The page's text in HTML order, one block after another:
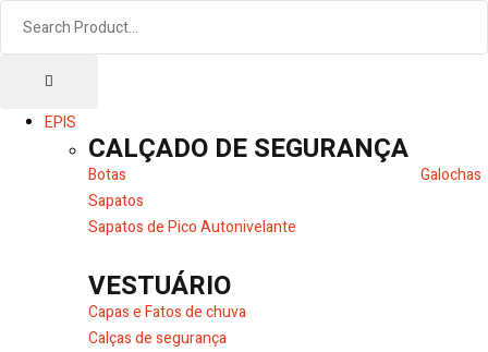
EPIS
CALÇADO DE SEGURANÇA
Botas
Galochas
Sapatos
Sapatos de Pico Autonivelante
VESTUÁRIO
Capas e Fatos de chuva
Calças de segurança